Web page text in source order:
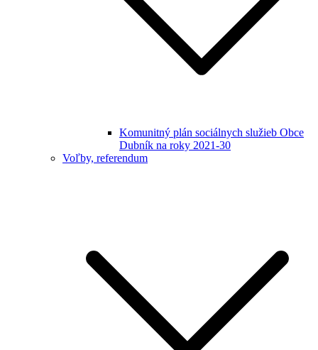
Komunitný plán sociálnych služieb Obce
Dubník na roky 2021-30
Voľby, referendum